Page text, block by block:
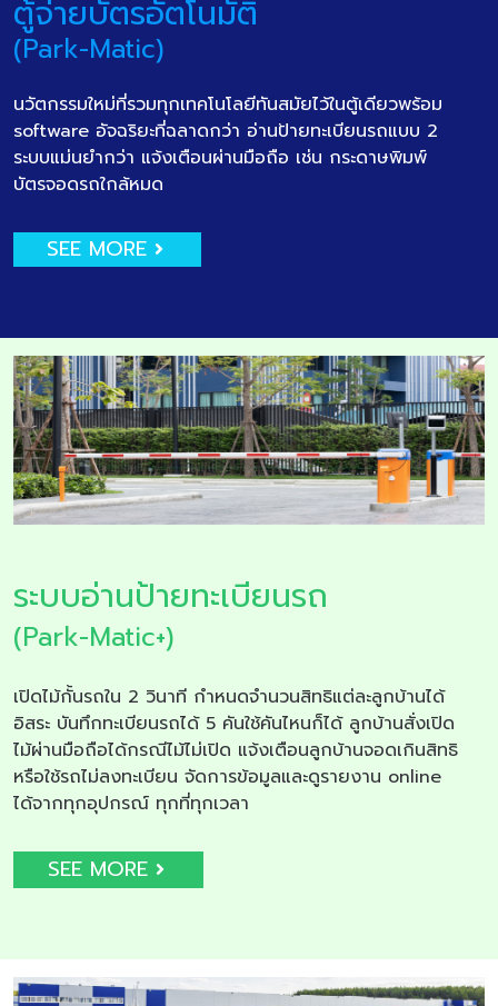
ตู้จ่ายบัตรอัตโนมัติ
(Park-Matic)
นวัตกรรมใหม่ที่รวมทุกเทคโนโลยีทันสมัยไว้ในตู้เดียวพร้อม
software อัจฉริยะที่ฉลาดกว่า อ่านป้ายทะเบียนรถแบบ 2
ระบบแม่นยำกว่า แจ้งเตือนผ่านมือถือ เช่น กระดาษพิมพ์
บัตรจอดรถใกล้หมด
SEE MORE
ระบบอ่านป้ายทะเบียนรถ
(Park-Matic+)
เปิดไม้กั้นรถใน 2 วินาที กำหนดจำนวนสิทธิแต่ละลูกบ้านได้
อิสระ บันทึกทะเบียนรถได้ 5 คันใช้คันไหนก็ได้ ลูกบ้านสั่งเปิด
ไม้ผ่านมือถือได้กรณีไม้ไม่เปิด แจ้งเตือนลูกบ้านจอดเกินสิทธิ
หรือใช้รถไม่ลงทะเบียน จัดการข้อมูลและดูรายงาน online
ได้จากทุกอุปกรณ์ ทุกที่ทุกเวลา
SEE MORE